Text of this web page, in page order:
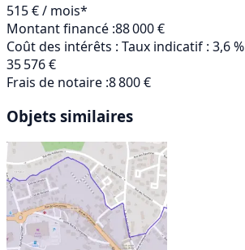
515 € / mois*
Montant financé :88 000 €
Coût des intérêts : Taux indicatif : 3,6 %
35 576 €
Frais de notaire :8 800 €
Objets similaires